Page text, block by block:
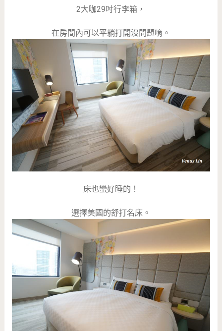
2大咖29吋行李箱，
在房間內可以平躺打開沒問題唷。
床也蠻好睡的！
選擇美國的舒打名床。